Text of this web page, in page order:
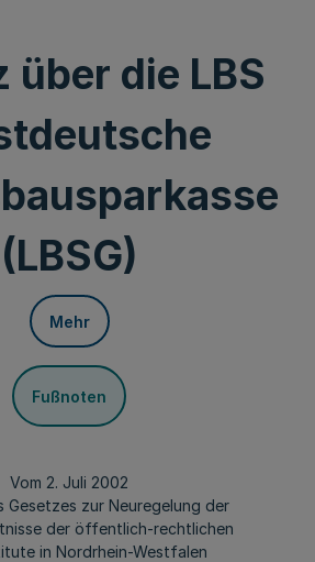
über die LBS
(LBSG)
Mehr
Fußnoten
Vom 2. Juli 2002
Gesetzes zur Neuregelung der
der öffentlich-rechtlichen
in Nordrhein-Westfalen